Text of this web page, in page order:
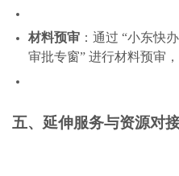
材料预审 ：通过 “小东快
审批专窗” 进行材料预审
五、延伸服务与资源对